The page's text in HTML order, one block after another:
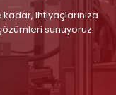
ihtiyaçlarınıza
sunuyoruz.